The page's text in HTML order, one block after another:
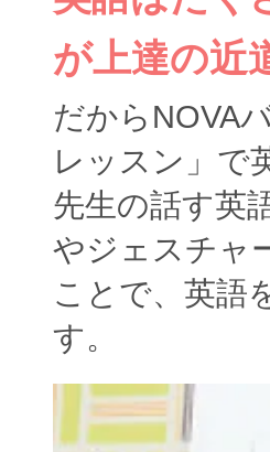
が上達の近
だからNOVA
レッスン」で
先生の話す英
やジェスチャ
ことで、英語
す。